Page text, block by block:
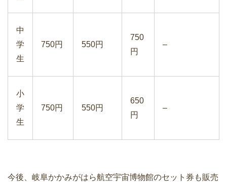
中
学
生
750円 550円
750
円
–
小
学
生
750円 550円
650
円
–
今後、岐阜かかみがはら航空宇宙博物館のセット券も販売